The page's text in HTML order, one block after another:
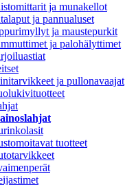
ja munakellot
ja pannualuset
ja maustepurkit
ja palohälyttimet
ja pullonavaajat
tuotteet